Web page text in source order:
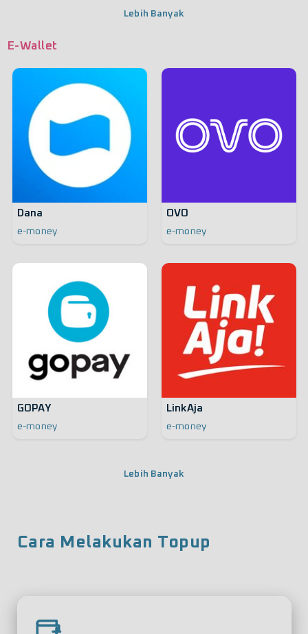
Lebih Banyak
E-Wallet
Dana
e-money
OVO
e-money
GOPAY
e-money
LinkAja
e-money
Lebih Banyak
Cara Melakukan Topup